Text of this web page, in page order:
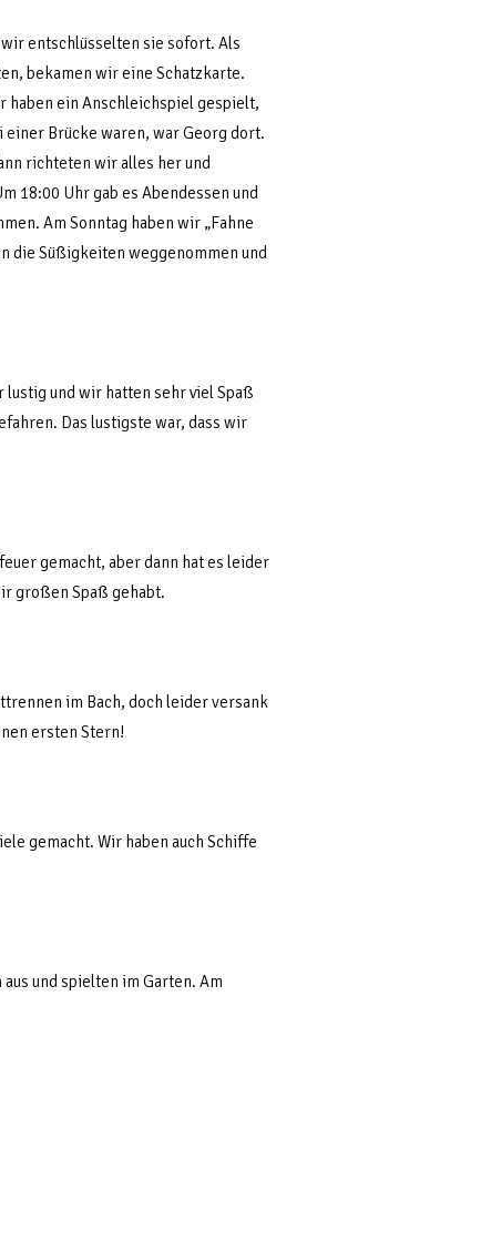
entschlüsselten sie sofort. Als
bekamen wir eine Schatzkarte.
haben ein Anschleichspiel gespielt,
Brücke waren, war Georg dort.
richteten wir alles her und
18:00 Uhr gab es Abendessen und
Am Sonntag haben wir „Fahne
die Süßigkeiten weggenommen und
und wir hatten sehr viel Spaß
Das lustigste war, dass wir
gemacht, aber dann hat es leider
großen Spaß gehabt.
im Bach, doch leider versank
ersten Stern!
gemacht. Wir haben auch Schiffe
und spielten im Garten. Am